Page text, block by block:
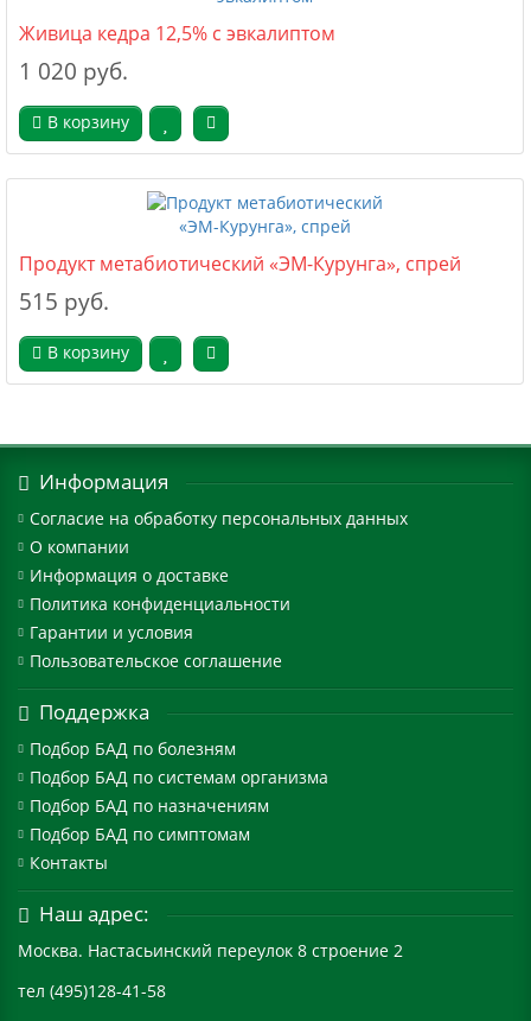
Живица кедра 12,5% с эвкалиптом
1 020 руб.
В корзину
Продукт метабиотический «ЭМ-Курунга», спрей
515 руб.
В корзину
Информация
Согласие на обработку персональных данных
О компании
Информация о доставке
Политика конфиденциальности
Гарантии и условия
Пользовательское соглашение
Поддержка
Подбор БАД по болезням
Подбор БАД по системам организма
Подбор БАД по назначениям
Подбор БАД по симптомам
Контакты
Наш адрес:
Москва. Настасьинский переулок 8 строение 2
тел (495)128-41-58